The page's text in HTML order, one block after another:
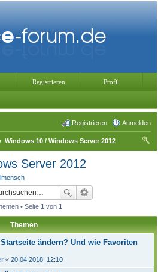
Registrieren Profil
Anmelden
Registrieren
Windows 10 / Windows Server 2012
Server 2012
• Seite 1 von 1
Themen
ändern? Und wie Favoriten
« 20.04.2018, 12:10